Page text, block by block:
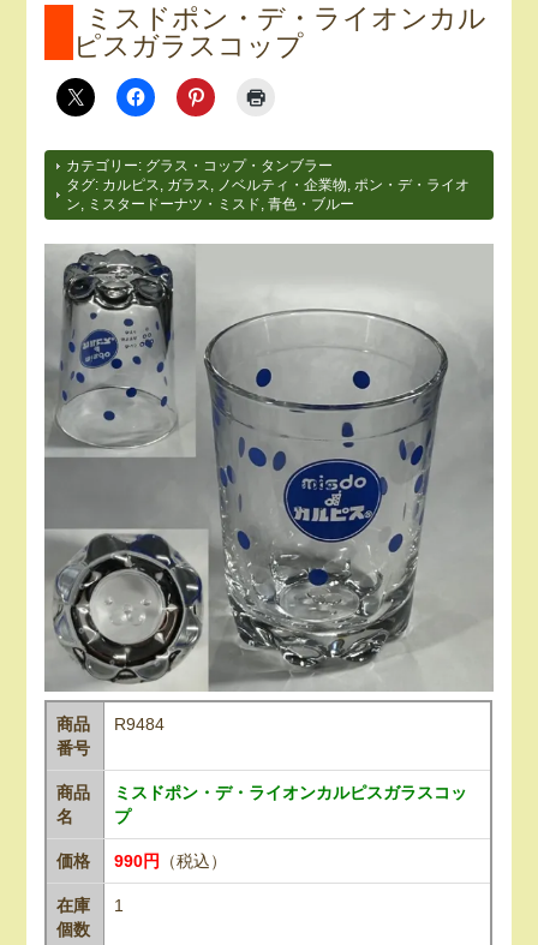
ミスドポン・デ・ライオンカル
ピスガラスコップ
カテゴリー: グラス・コップ・タンブラー
タグ: カルピス ガラス ノベルティ・企業物
ポン・デ・ライオ
ン
ミスタードーナツ・ミスド ,青色・ブルー
商品
番号
R9484
商品
名
ミスドポン・デ・ライオンカルピスガラスコッ
プ
価格 990円 （税込）
在庫
個数
1